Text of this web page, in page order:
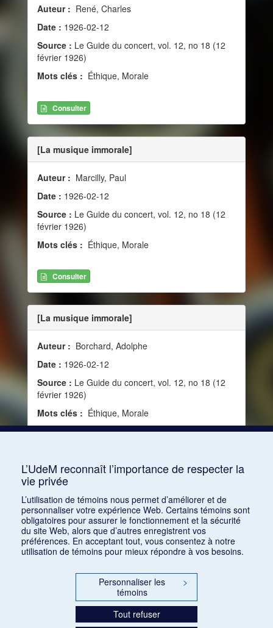
Auteur : René, Charles
Date : 1926-02-12
Source : Le Guide du concert, vol. 12, no 18 (12
février 1926)
Mots clés : Éthique, Morale
Consulter
[La musique immorale]
Auteur : Marcilly, Paul
Date : 1926-02-12
Source : Le Guide du concert, vol. 12, no 18 (12
février 1926)
Mots clés : Éthique, Morale
Consulter
[La musique immorale]
Auteur : Borchard, Adolphe
Date : 1926-02-12
Source : Le Guide du concert, vol. 12, no 18 (12
février 1926)
Mots clés : Éthique, Morale
1 2 3 4 5 … 1168
L’UdeM reconnaît l’importance de respecter la
vie privée
L’utilisation de témoins nous permet d’améliorer et de
personnaliser votre expérience Web. Certains témoins sont
obligatoires pour assurer le fonctionnement et la sécurité
du site Web, alors que d’autres enregistrent vos
préférences. En acceptant tout, vous consentez à notre
utilisation de témoins pour mieux répondre à vos besoins.
Personnaliser les
témoins
>
Tout refuser